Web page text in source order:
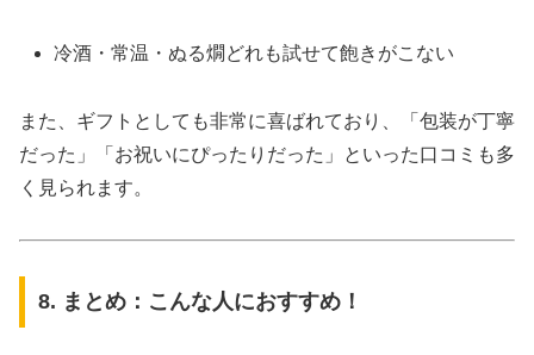
冷酒・常温・ぬる燗どれも試せて飽きがこない
また、ギフトとしても非常に喜ばれており、「包装が丁寧
だった」「お祝いにぴったりだった」といった口コミも多
く見られます。
8. まとめ：こんな人におすすめ！